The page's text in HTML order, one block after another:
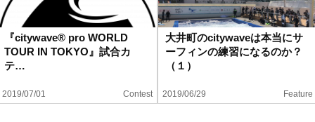
『citywave® pro WORLD
TOUR IN TOKYO』試合カ
テ…
2019/07/01 Contest
大井町のcitywaveは本当にサ
ーフィンの練習になるのか？
（１）
2019/06/29 Feature